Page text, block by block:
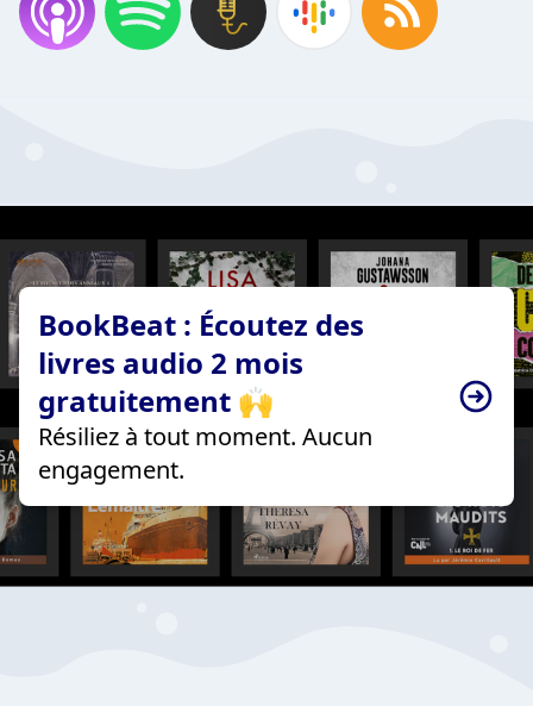
BookBeat : Écoutez des
livres audio 2 mois
gratuitement 🙌
Résiliez à tout moment. Aucun
engagement.